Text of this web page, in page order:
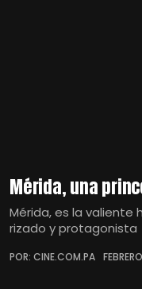
Mérida, una
Mérida, es la valiente
rizado y protagonista
POR: CINE.COM.PA